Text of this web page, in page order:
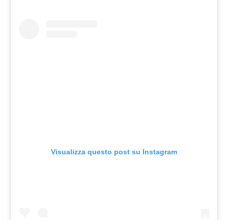
Visualizza questo post su Instagram